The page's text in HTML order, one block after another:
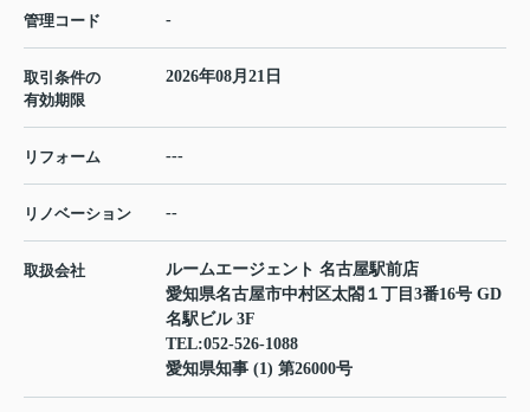
管理コード -
取引条件の
有効期限
2026年08月21日
リフォーム ---
リノベーション --
取扱会社
ルームエージェント 名古屋駅前店
愛知県名古屋市中村区太閤１丁目3番16号 GD
名駅ビル 3F
TEL:052-526-1088
愛知県知事 (1) 第26000号